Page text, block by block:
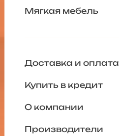
Мягкая мебель
Доставка и оплата
Купить в кредит
О компании
Производители